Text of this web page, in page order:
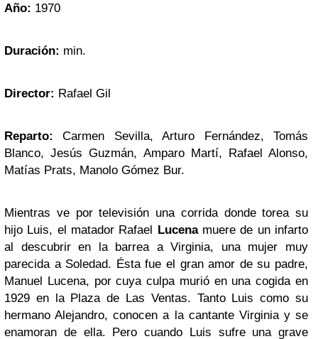
Año: 1970
Duración: min.
Director: Rafael Gil
Reparto:Carmen Sevilla, Arturo Fernández, Tomás
Blanco, Jesús Guzmán, Amparo Martí, Rafael Alonso,
Matías Prats, Manolo Gómez Bur.
Mientras ve por televisión una corrida donde torea su
hijo Luis, el matador Rafael Lucenamuere de un infarto
al descubrir en la barrea a Virginia, una mujer muy
parecida a Soledad. Ésta fue el gran amor de su padre,
Manuel Lucena, por cuya culpa murió en una cogida en
1929 en la Plaza de Las Ventas. Tanto Luis como su
hermano Alejandro, conocen a la cantante Virginia y se
enamoran de ella. Pero cuando Luis sufre una grave